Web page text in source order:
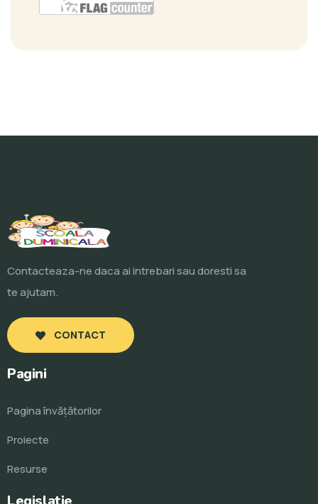
Contacteaza-ne daca ai intrebari sau doresti sa
te ajutam.
CONTACT
Pagini
Pagina învăţătorilor
Proiecte
Resurse